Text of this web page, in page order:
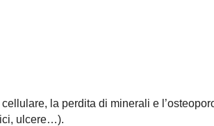
cellulare, la perdita di minerali e
ulcere…).